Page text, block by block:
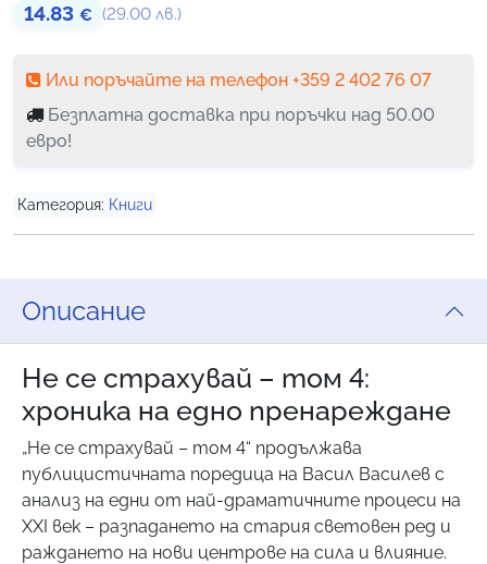
14.83 € (29.00 лв.)
Или поръчайте на телефон +359 2 402 76 07
Безплатна доставка при поръчки над 50.00
евро!
Категория: Книги
Описание
Не се страхувай – том 4:
хроника на едно пренареждане
„Не се страхувай – том 4“ продължава
публицистичната поредица на Васил Василев с
анализ на едни от най-драматичните процеси на
XXI век – разпадането на стария световен ред и
раждането на нови центрове на сила и влияние.